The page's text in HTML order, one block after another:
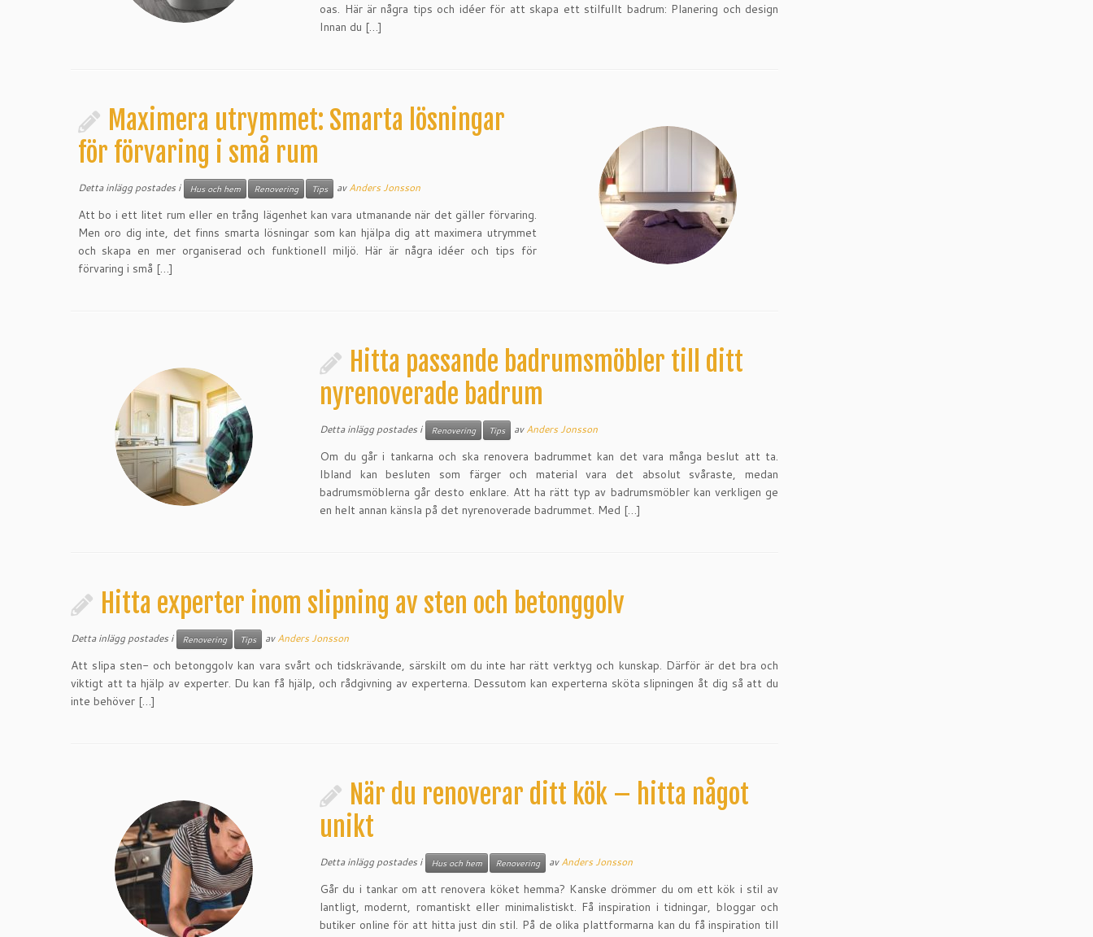
oas. Här är några tips och idéer för att skapa ett stilfullt badrum: Planering och design
Innan du […]
Maximera utrymmet: Smarta lösningar
för förvaring i små rum
Detta inlägg postades i Hus och hem Renovering Tips avAnders Jonsson
Att bo i ett litet rum eller en trång lägenhet kan vara utmanande när det gäller förvaring.
Men oro dig inte, det finns smarta lösningar som kan hjälpa dig att maximera utrymmet
och skapa en mer organiserad och funktionell miljö. Här är några idéer och tips för
förvaring i små […]
Hitta passande badrumsmöbler till ditt
nyrenoverade badrum
Detta inlägg postades i Renovering Tips avAnders Jonsson
Om du går i tankarna och ska renovera badrummet kan det vara många beslut att ta.
Ibland kan besluten som färger och material vara det absolut svåraste, medan
badrumsmöblerna går desto enklare. Att ha rätt typ av badrumsmöbler kan verkligen ge
en helt annan känsla på det nyrenoverade badrummet. Med […]
Hitta experter inom slipning av sten och betonggolv
Detta inlägg postades i Renovering Tips avAnders Jonsson
Att slipa sten- och betonggolv kan vara svårt och tidskrävande, särskilt om du inte har rätt verktyg och kunskap. Därför är det bra och
viktigt att ta hjälp av experter. Du kan få hjälp, och rådgivning av experterna. Dessutom kan experterna sköta slipningen åt dig så att du
inte behöver […]
När du renoverar ditt kök – hitta något
unikt
Detta inlägg postades i Hus och hem Renovering avAnders Jonsson
Går du i tankar om att renovera köket hemma? Kanske drömmer du om ett kök i stil av
lantligt, modernt, romantiskt eller minimalistiskt. Få inspiration i tidningar, bloggar och
butiker online för att hitta just din stil. På de olika plattformarna kan du få inspiration till